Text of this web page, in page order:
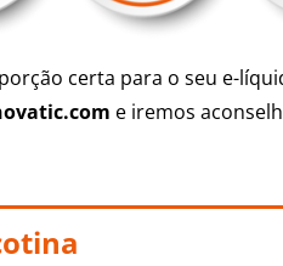
certa para o seu e-
e iremos